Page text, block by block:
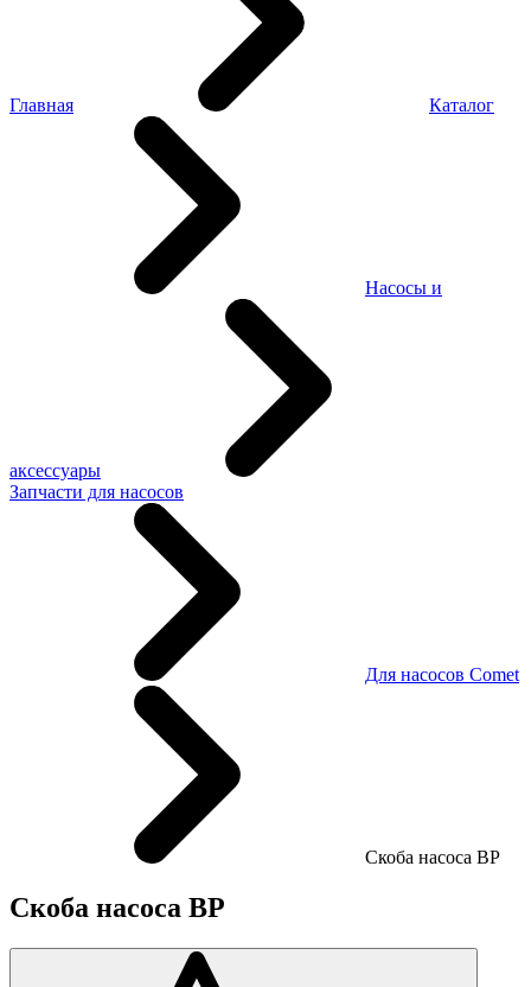
Главная Каталог
Насосы и
аксессуары
Запчасти для насосов
Для насосов Comet
Скоба насоса BP
Скоба насоса BP